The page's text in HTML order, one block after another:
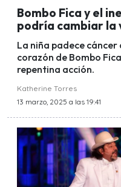
Bombo Fica y el
podría cambiar la
La niña padece
corazón de Bombo
repentina acción.
Katherine Torres
13 marzo, 2025 a las 19:41